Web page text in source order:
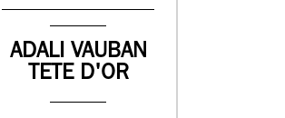
ADALI VAUBAN
TETE D'OR